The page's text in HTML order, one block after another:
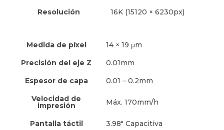
Resolución 16K (15120 × 6230px)
Medida de píxel
14 × 19 μm
Precisión del eje Z
0.01mm
Espesor de capa
0.01 – 0.2mm
Velocidad de
impresión Máx. 170mm/h
Pantalla táctil
3.98" Capacitiva